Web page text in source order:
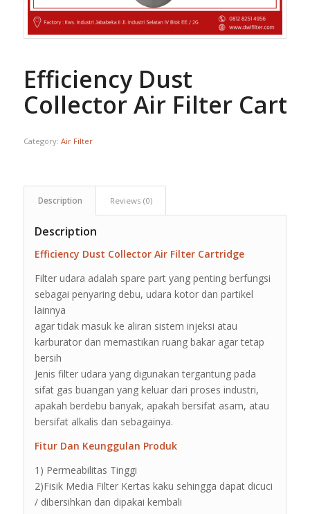
Efficiency Dust
Collector Air Filter
Category: Air Filter
Description Reviews (0)
Description
Efficiency Dust Collector Air Filter Cartridge
Filter udara adalah spare part yang penting berfungsi
sebagai penyaring debu, udara kotor dan partikel
lainnya
agar tidak masuk ke aliran sistem injeksi atau
karburator dan memastikan ruang bakar agar tetap
bersih
Jenis filter udara yang digunakan tergantung pada
sifat gas buangan yang keluar dari proses industri,
apakah berdebu banyak, apakah bersifat asam, atau
bersifat alkalis dan sebagainya.
Fitur Dan Keunggulan Produk
1) Permeabilitas Tinggi
2)Fisik Media Filter Kertas kaku sehingga dapat dicuci
/ dibersihkan dan dipakai kembali